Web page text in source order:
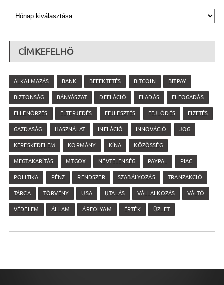
CÍMKEFELHŐ
ALKALMAZÁS BANK BEFEKTETÉS BITCOIN BITPAY
BIZTONSÁG BÁNYÁSZAT DEFLÁCIÓ ELADÁS ELFOGADÁS
ELLENŐRZÉS ELTERJEDÉS FEJLESZTÉS FEJLŐDÉS FIZETÉS
GAZDASÁG HASZNÁLAT INFLÁCIÓ INNOVÁCIÓ JOG
KERESKEDELEM KORMÁNY KÍNA KÖZÖSSÉG
MEGTAKARÍTÁS MTGOX NÉVTELENSÉG PAYPAL PIAC
POLITIKA PÉNZ RENDSZER SZABÁLYOZÁS TRANZAKCIÓ
TÁRCA TÖRVÉNY USA UTALÁS VÁLLALKOZÁS VÁLTÓ
VÉDELEM ÁLLAM ÁRFOLYAM ÉRTÉK ÜZLET